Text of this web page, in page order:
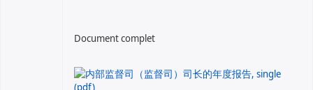
Document complet